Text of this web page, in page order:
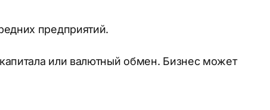
предприятий.
или валютный обмен. Бизнес может